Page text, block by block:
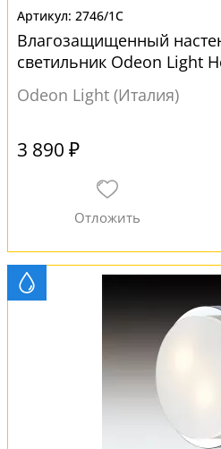
2746/1C
Влагозащищенный
светильник Odeon Light
Odeon Light (Италия)
3 890 ₽